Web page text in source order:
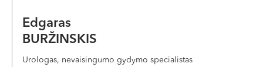
Edgaras
BURŽINSKIS
Urologas, nevaisingumo gydymo specialistas